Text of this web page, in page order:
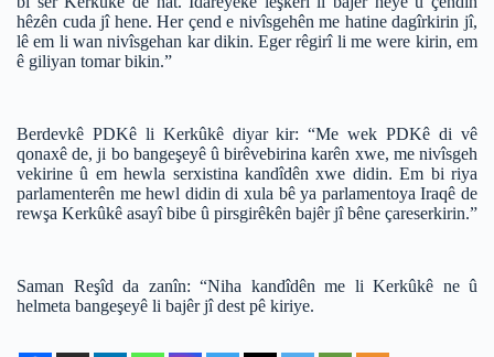
hêzên cuda jî hene. Her çend e nivîsgehên me hatine dagîrkirin jî,
lê em li wan nivîsgehan kar dikin. Eger rêgirî li me were kirin, em
ê giliyan tomar bikin.”
Berdevkê PDKê li Kerkûkê diyar kir: “Me wek PDKê di vê
qonaxê de, ji bo bangeşeyê û birêvebirina karên xwe, me nivîsgeh
vekirine û em hewla serxistina kandîdên xwe didin. Em bi riya
parlamenterên me hewl didin di xula bê ya parlamentoya Iraqê de
rewşa Kerkûkê asayî bibe û pirsgirêkên bajêr jî bêne çareserkirin.”
Saman Reşîd da zanîn: “Niha kandîdên me li Kerkûkê ne û
helmeta bangeşeyê li bajêr jî dest pê kiriye.